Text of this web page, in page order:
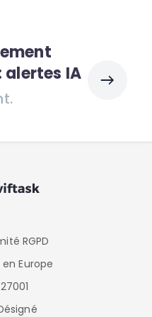
alertes IA
RGPD
Europe